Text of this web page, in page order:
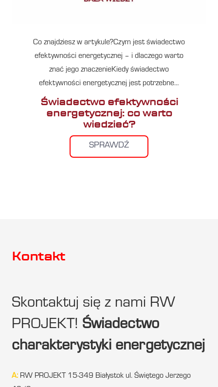
Co znajdziesz w artykule?Czym jest świadectwo
efektywności energetycznej – i dlaczego warto
znać jego znaczenieKiedy świadectwo
efektywności energetycznej jest potrzebne…
Świadectwo efektywności
energetycznej: co warto
wiedzieć?
SPRAWDŹ
Kontakt
Skontaktuj się z nami RW
PROJEKT! Świadectwo
charakterystyki energetycznej
A: RW PROJEKT 15-349 Białystok ul. Świętego Jerzego